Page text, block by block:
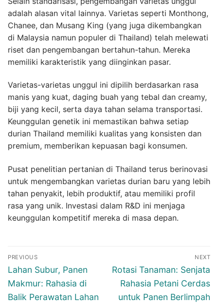
adalah alasan vital lainnya. Varietas seperti Monthong,
Chanee, dan Musang King (yang juga dikembangkan
di Malaysia namun populer di Thailand) telah melewati
riset dan pengembangan bertahun-tahun. Mereka
memiliki karakteristik yang diinginkan pasar.
Varietas-varietas unggul ini dipilih berdasarkan rasa
manis yang kuat, daging buah yang tebal dan creamy,
biji yang kecil, serta daya tahan selama transportasi.
Keunggulan genetik ini memastikan bahwa setiap
durian Thailand memiliki kualitas yang konsisten dan
premium, memberikan kepuasan bagi konsumen.
Pusat penelitian pertanian di Thailand terus berinovasi
untuk mengembangkan varietas durian baru yang lebih
tahan penyakit, lebih produktif, atau memiliki profil
rasa yang unik. Investasi dalam R&D ini menjaga
keunggulan kompetitif mereka di masa depan.
Navigasi
pos
PREVIOUS
Previous
post:
Lahan Subur, Panen
Makmur: Rahasia di
Balik Perawatan Lahan
NEXT
Next
post:
Rotasi Tanaman: Senjata
Rahasia Petani Cerdas
untuk Panen Berlimpah